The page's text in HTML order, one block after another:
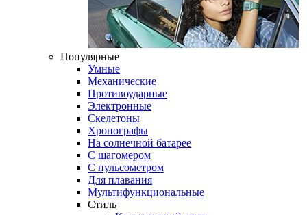
Популярные
Умные
Механические
Противоударные
Электронные
Скелетоны
Хронографы
На солнечной батарее
С шагомером
С пульсометром
Для плавания
Мультифункциональные
Стиль